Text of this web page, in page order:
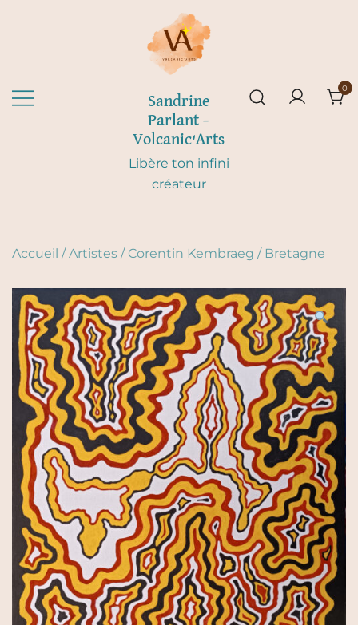
Sandrine
Parlant –
Volcanic'Arts
Libère ton infini
créateur
0
Accueil /Artistes / Corentin Kembraeg / Bretagne